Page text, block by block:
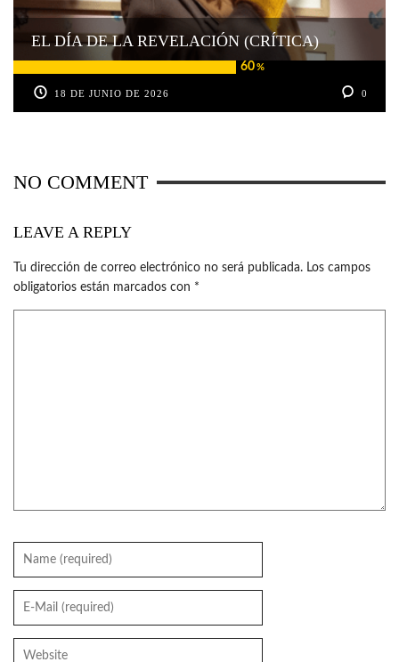
60%
EL DÍA DE LA REVELACIÓN (CRÍTICA)
18 DE JUNIO DE 2026 0
NO COMMENT
LEAVE A REPLY
Tu dirección de correo electrónico no será publicada. Los campos
obligatorios están marcados con *